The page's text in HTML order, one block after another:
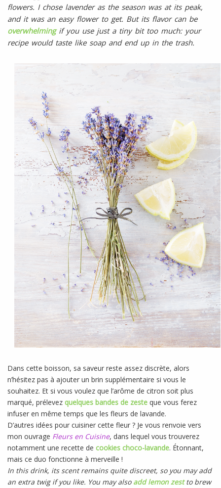
flowers. I chose lavender as the season was at its peak,
and it was an easy flower to get. But its flavor can be
overwhelmingif you use just a tiny bit too much: your
recipe would taste like soap and end up in the trash.
Dans cette boisson, sa saveur reste assez discrète, alors
n’hésitez pas à ajouter un brin supplémentaire si vous le
souhaitez. Et si vous voulez que l’arôme de citron soit plus
marqué, prélevez quelques bandes de zeste que vous ferez
infuser en même temps que les fleurs de lavande.
D’autres idées pour cuisiner cette fleur ? Je vous renvoie vers
mon ouvrage Fleurs en Cuisine, dans lequel vous trouverez
notamment une recette de cookies choco-lavande. Étonnant,
mais ce duo fonctionne à merveille !
In this drink, its scent remains quite discreet, so you may add
an extra twig if you like. You may also add lemon zestto brew